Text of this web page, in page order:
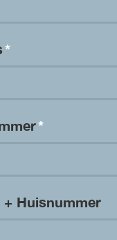
*
*
Huisnummer